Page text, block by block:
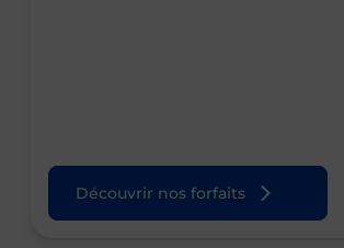
Découvrir nos forfaits